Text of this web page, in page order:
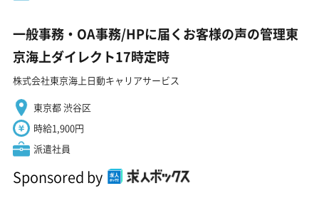
一般事務・OA事務/HPに届くお客様の声の管理東
京海上ダイレクト17時定時
株式会社東京海上日動キャリアサービス
東京都 渋谷区
時給1,900円
派遣社員
Sponsored by